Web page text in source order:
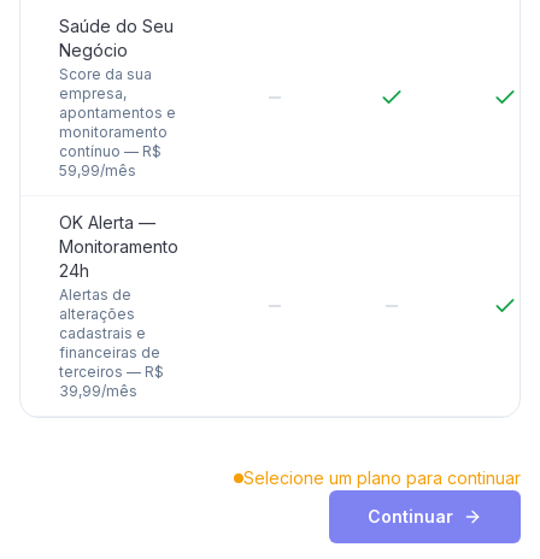
Saúde do Seu
Negócio
Score da sua
empresa,
apontamentos e
monitoramento
contínuo — R$
59,99/mês
OK Alerta —
Monitoramento
24h
Alertas de
alterações
cadastrais e
financeiras de
terceiros — R$
39,99/mês
Selecione um plano para continuar
Continuar